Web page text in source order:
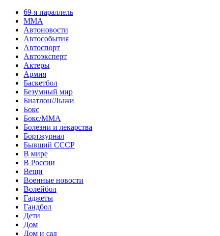
69-я параллель
MMA
Автоновости
Автособытия
Автоспорт
Автоэксперт
Актеры
Армия
Баскетбол
Безумный мир
Биатлон/Лыжи
Бокс
Бокс/MMA
Болезни и лекарства
Бортжурнал
Бывший СССР
В мире
В России
Вещи
Военные новости
Волейбол
Гаджеты
Гандбол
Дети
Дом
Дом и сад